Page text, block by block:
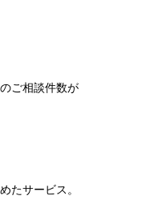
ご相談件数が
たサービス。